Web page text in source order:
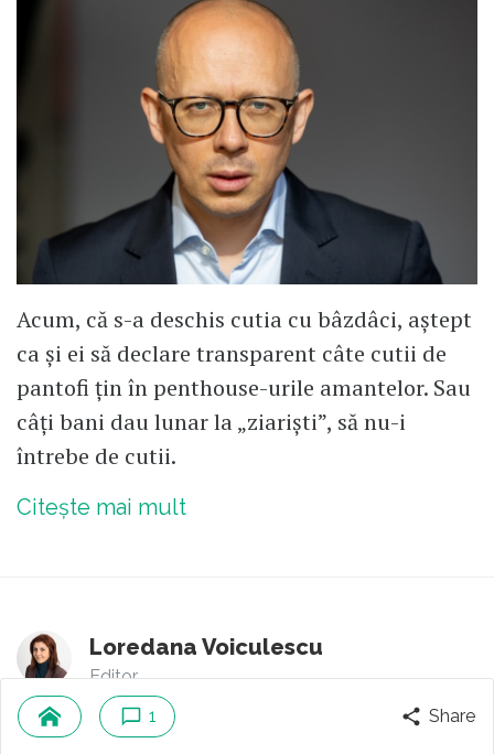
Acum, că s-a deschis cutia cu bâzdâci, aștept
ca și ei să declare transparent câte cutii de
pantofi țin în penthouse-urile amantelor. Sau
câți bani dau lunar la „ziariști”, să nu-i
întrebe de cutii.
Citește mai mult
Loredana Voiculescu
Editor
3comentarii
1 Share